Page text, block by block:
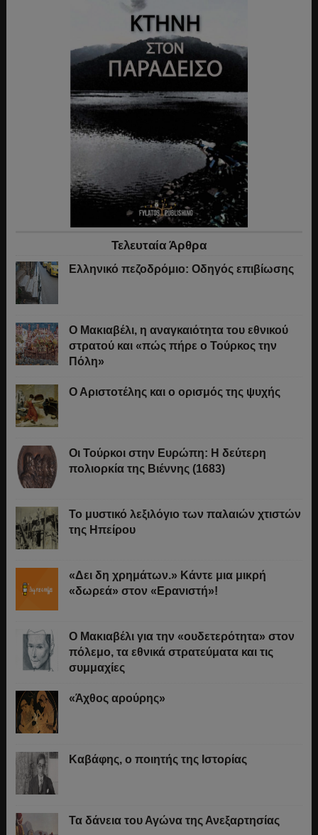
Τελευταία Άρθρα
Ελληνικό πεζοδρόμιο: Οδηγός επιβίωσης
Ο Μακιαβέλι, η αναγκαιότητα του εθνικού
στρατού και «πώς πήρε ο Τούρκος την
Πόλη»
Ο Αριστοτέλης και ο ορισμός της ψυχής
Οι Τούρκοι στην Ευρώπη: Η δεύτερη
πολιορκία της Βιέννης (1683)
Το μυστικό λεξιλόγιο των παλαιών χτιστών
της Ηπείρου
«Δει δη χρημάτων.» Κάντε μια μικρή
«δωρεά» στον «Ερανιστή»!
O Μακιαβέλι για την «ουδετερότητα» στον
πόλεμο, τα εθνικά στρατεύματα και τις
συμμαχίες
«Άχθος αρούρης»
Καβάφης, ο ποιητής της Ιστορίας
Τα δάνεια του Αγώνα της Ανεξαρτησίας